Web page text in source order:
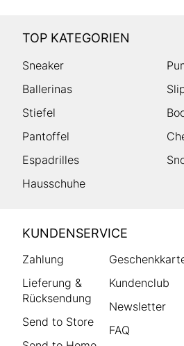
TOP KATEGORIEN
Sneaker
Ballerinas
Stiefel
Pantoffel
Espadrilles
Hausschuhe
HUMANIC
Footer
KUNDENSERVICE
Zahlung
Lieferung &
Rücksendung
Send to Store
Kundenclub
Newsletter
FAQ